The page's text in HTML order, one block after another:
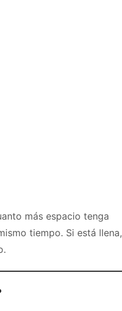
más espacio tenga
tiempo. Si está llena,